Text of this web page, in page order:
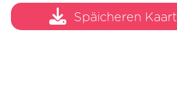
Späicheren Kaart